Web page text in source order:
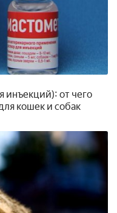
инъекций): от чего
кошек и собак